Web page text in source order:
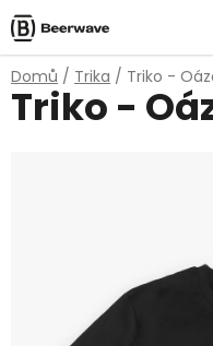
Přejít
na
obsah
Domů / Trika / Triko -
Triko -